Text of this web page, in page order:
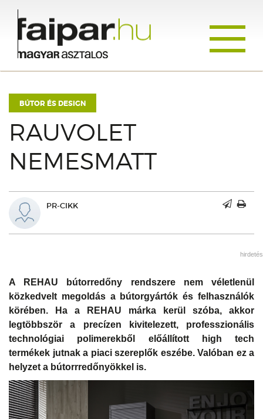
BÚTOR ÉS DESIGN
RAUVOLET
NEMESMATT
PR-CIKK
hirdetés
A REHAU bútorredőny rendszere nem véletlenül
közkedvelt megoldás a bútorgyártók és felhasználók
körében. Ha a REHAU márka kerül szóba, akkor
legtöbbször a precízen kivitelezett, professzionális
technológiai polimerekből előállított high tech
termékek jutnak a piaci szereplők eszébe. Valóban ez a
helyzet a bútorrredőnyökkel is.